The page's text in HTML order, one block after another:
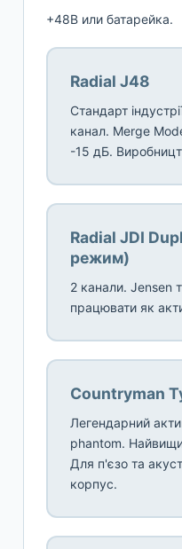
+48В или батарейка.
Radial J48
Стандарт
канал. Merge
-15 дБ.
Radial JDI
режим)
2 канали.
працювати як
Countryman
Легендарний
phantom.
Для п'єзо та
корпус.